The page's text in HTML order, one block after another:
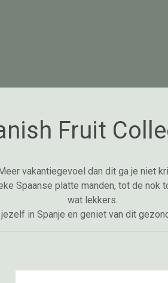
Fruit
vakantiegevoel dan dit ga je niet
Spaanse platte manden, tot de nok
wat lekkers.
jezelf in Spanje en geniet van dit